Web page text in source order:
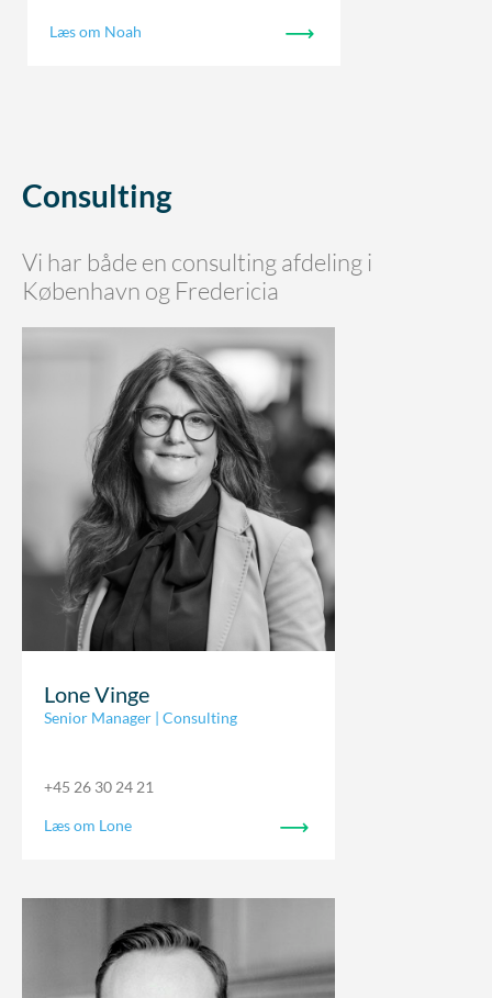
Læs om Noah
Consulting
Vi har både en consulting afdeling i
København og Fredericia
Lone Vinge
Senior Manager | Consulting
+45 26 30 24 21
Læs om Lone